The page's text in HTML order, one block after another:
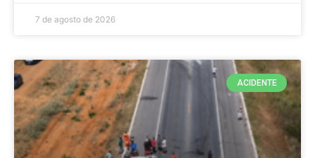
7 de agosto de 2026
ACIDENTE